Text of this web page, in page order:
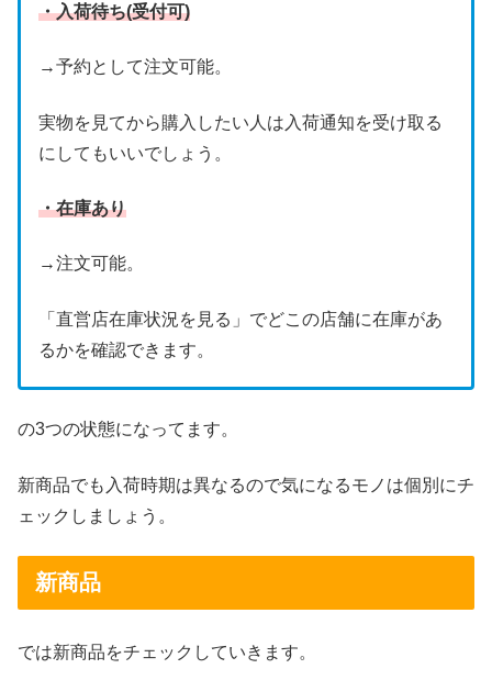
・入荷待ち(受付可)
→予約として注文可能。
実物を見てから購入したい人は入荷通知を受け取る
にしてもいいでしょう。
・在庫あり
→注文可能。
「直営店在庫状況を見る」でどこの店舗に在庫があ
るかを確認できます。
の3つの状態になってます。
新商品でも入荷時期は異なるので気になるモノは個別にチ
ェックしましょう。
新商品
では新商品をチェックしていきます。